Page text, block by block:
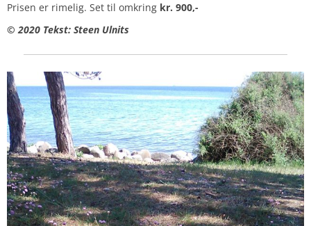
Prisen er rimelig. Set til omkring kr. 900,-
© 2020 Tekst: Steen Ulnits